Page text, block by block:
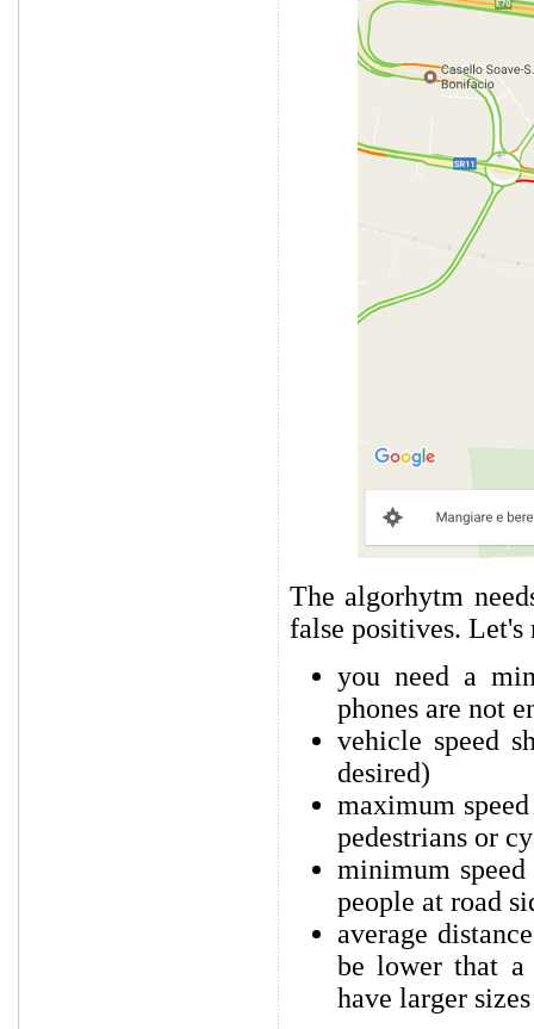
The algorhytm
false positives.
you need a
phones are not
vehicle speed
desired)
maximum
pedestrians or
minimum
people at road
average
be lower that a
have larger